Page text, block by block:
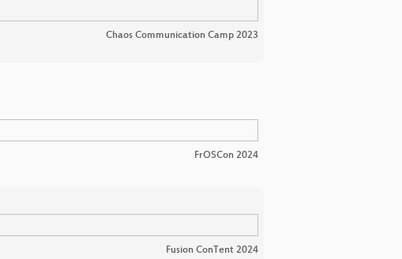
Chaos Communication Camp 2023
FrOSCon 2024
Fusion ConTent 2024